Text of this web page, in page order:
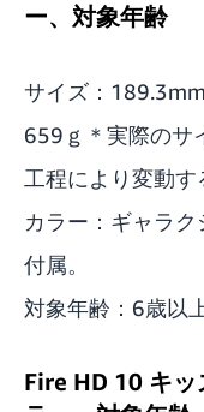
ー、対象年齢
サイズ：
659ｇ＊実際のサ
工程により変動
カラー：ギャラ
付属。
対象年齢：6歳以
Fire HD 10 キッ